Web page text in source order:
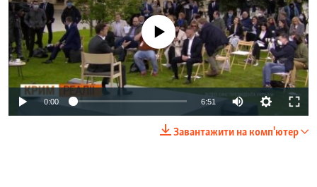
No media source currently available
0:00 6:51 Auto
Завантажити на комп'ютер